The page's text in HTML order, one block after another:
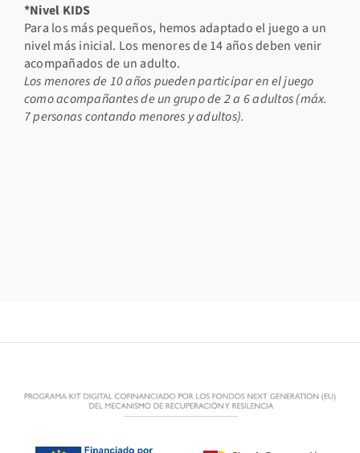
*Nivel KIDS
Para los más pequeños, hemos adaptado el juego a un
nivel más inicial. Los menores de 14 años deben venir
acompañados de un adulto.
Los menores de 10 años pueden participar en el juego
como acompañantes de un grupo de 2 a 6 adultos (máx.
7 personas contando menores y adultos).